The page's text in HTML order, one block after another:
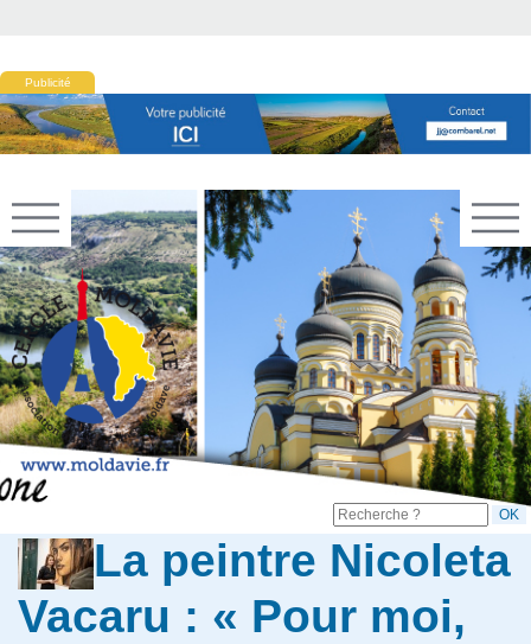
Publicité
La peintre Nicoleta
Vacaru : « Pour moi,